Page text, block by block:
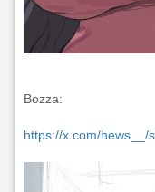
Bozza:
https://x.com/hews__/